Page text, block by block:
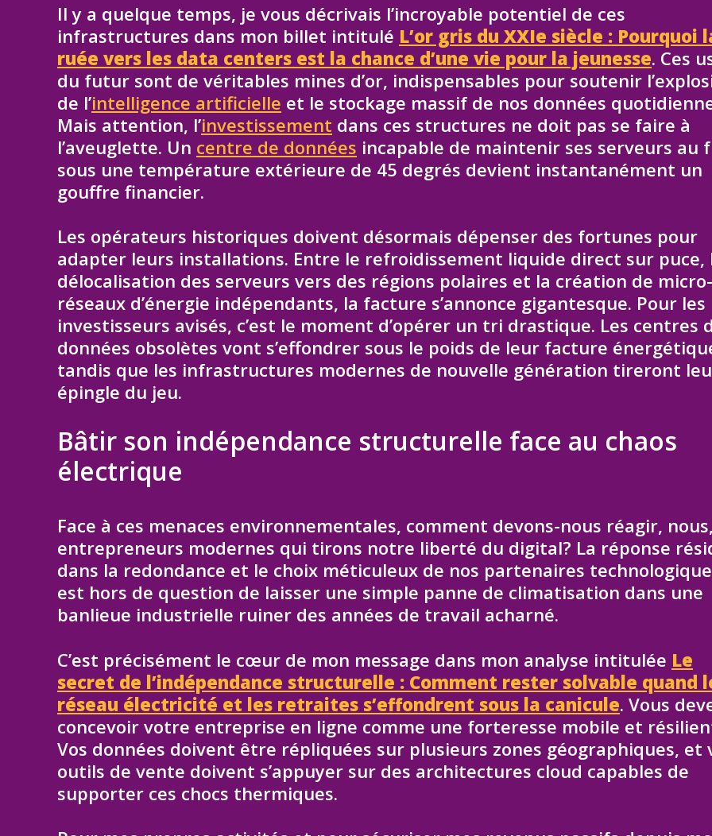
Il y a quelque temps, je vous décrivais l’incroyable potentiel de ces
infrastructures dans mon billet intitulé L’or gris du XXIe siècle : Pourquoi
ruée vers les data centers est la chance d’une vie pour la jeunesse. Ces
du futur sont de véritables mines d’or, indispensables pour soutenir
de l’intelligence artificielle et le stockage massif de nos données
Mais attention, l’investissement dans ces structures ne doit pas se faire à
l’aveuglette. Un centre de données incapable de maintenir ses serveurs au
sous une température extérieure de 45 degrés devient instantanément un
gouffre financier.
Les opérateurs historiques doivent désormais dépenser des fortunes pour
adapter leurs installations. Entre le refroidissement liquide direct sur puce,
délocalisation des serveurs vers des régions polaires et la création de micro-
réseaux d’énergie indépendants, la facture s’annonce gigantesque. Pour les
investisseurs avisés, c’est le moment d’opérer un tri drastique. Les centres
données obsolètes vont s’effondrer sous le poids de leur facture
tandis que les infrastructures modernes de nouvelle génération tireront
épingle du jeu.
Bâtir son indépendance structurelle face au chaos
électrique
Face à ces menaces environnementales, comment devons-nous réagir,
entrepreneurs modernes qui tirons notre liberté du digital? La réponse
dans la redondance et le choix méticuleux de nos partenaires
est hors de question de laisser une simple panne de climatisation dans une
banlieue industrielle ruiner des années de travail acharné.
C’est précisément le cœur de mon message dans mon analyse intitulée Le
secret de l’indépendance structurelle : Comment rester solvable quand
réseau électricité et les retraites s’effondrent sous la canicule. Vous
concevoir votre entreprise en ligne comme une forteresse mobile et
Vos données doivent être répliquées sur plusieurs zones géographiques, et
outils de vente doivent s’appuyer sur des architectures cloud capables de
supporter ces chocs thermiques.